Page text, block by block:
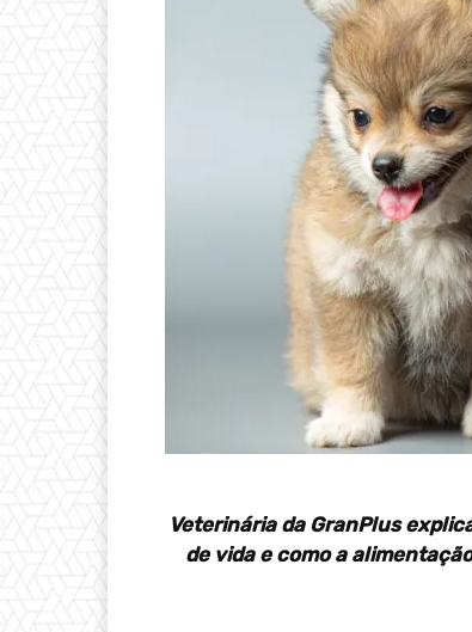
Veterinária da GranPlus
de vida e como a